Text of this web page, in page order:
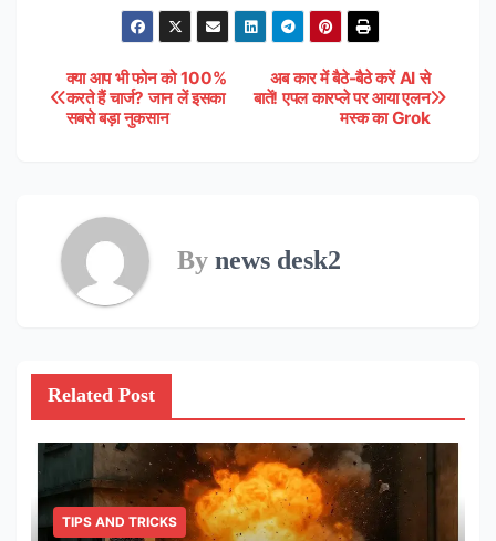
Post
navigation
अब कार में बैठे-बैठे करें AI से
बातें! एपल कारप्ले पर आया एलन
मस्क का Grok
क्या आप भी फोन को 100%
करते हैं चार्ज? जान लें इसका
सबसे बड़ा नुकसान
By news desk2
Related Post
TIPS AND TRICKS